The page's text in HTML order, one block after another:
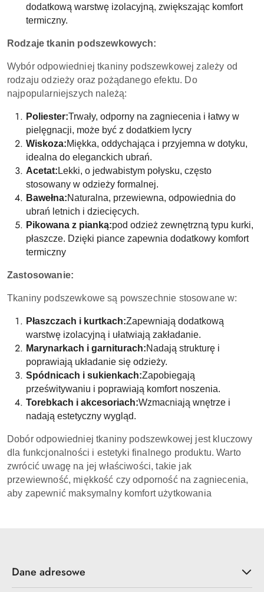
dodatkową warstwę izolacyjną, zwiększając komfort
termiczny.
Rodzaje tkanin podszewkowych:
Wybór odpowiedniej tkaniny podszewkowej zależy od
rodzaju odzieży oraz pożądanego efektu. Do
najpopularniejszych należą:
Poliester:Trwały, odporny na zagniecenia i łatwy w
pielęgnacji, może być z dodatkiem lycry
Wiskoza:Miękka, oddychająca i przyjemna w dotyku,
idealna do eleganckich ubrań.
Acetat: Lekki, o jedwabistym połysku, często
stosowany w odzieży formalnej.
Bawełna:Naturalna, przewiewna, odpowiednia do
ubrań letnich i dziecięcych.
Pikowana z pianką:pod odzież zewnętrzną typu kurki,
płaszcze. Dzięki piance zapewnia dodatkowy komfort
termiczny
Zastosowanie:
Tkaniny podszewkowe są powszechnie stosowane w:
Płaszczach i kurtkach:Zapewniają dodatkową
warstwę izolacyjną i ułatwiają zakładanie.
Marynarkach i garniturach:Nadają strukturę i
poprawiają układanie się odzieży.
Spódnicach i sukienkach:Zapobiegają
prześwitywaniu i poprawiają komfort noszenia.
Torebkach i akcesoriach:Wzmacniają wnętrze i
nadają estetyczny wygląd.
Dobór odpowiedniej tkaniny podszewkowej jest kluczowy
dla funkcjonalności i estetyki finalnego produktu. Warto
zwrócić uwagę na jej właściwości, takie jak
przewiewność, miękkość czy odporność na zagniecenia,
aby zapewnić maksymalny komfort użytkowania
Dane adresowe